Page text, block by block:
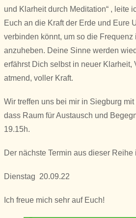
und Klarheit durch Meditation“ , leite
Euch an die Kraft der Erde und Eure
verbinden könnt, um so die Frequenz
anzuheben. Deine Sinne werden
erfährst Dich selbst in neuer Klarheit,
atmend, voller Kraft.
Wir treffen uns bei mir in Siegburg
dass Raum für Austausch und
19.15h.
Der nächste Termin aus dieser Reihe
Dienstag 20.09.22
Ich freue mich sehr auf Euch!